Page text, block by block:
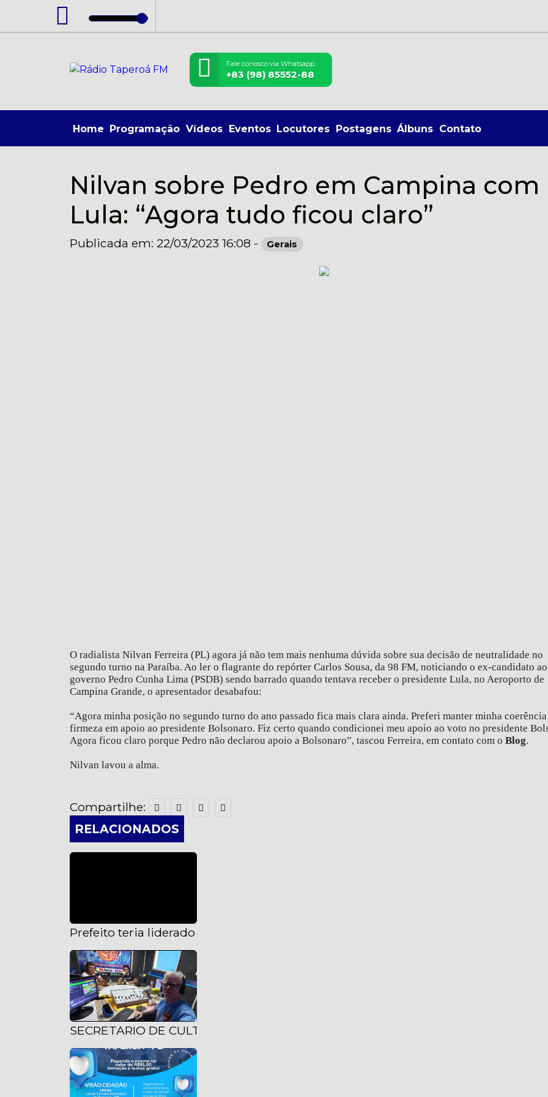
Fale conosco via Whatsapp:
+83 (98) 85552-88
Home Programação Vídeos Eventos Locutores Postagens Álbuns Contato
Nilvan sobre Pedro em Campina com
Lula: “Agora tudo ficou claro”
Publicada em: 22/03/2023 16:08 - Gerais
O radialista Nilvan Ferreira (PL) agora já não tem mais nenhuma dúvida sobre sua decisão de neutralidade no
segundo turno na Paraíba. Ao ler o flagrante do repórter Carlos Sousa, da 98 FM, noticiando o ex-candidato ao
governo Pedro Cunha Lima (PSDB) sendo barrado quando tentava receber o presidente Lula, no Aeroporto de
Campina Grande, o apresentador desabafou:
“Agora minha posição no segundo turno do ano passado fica mais clara ainda. Preferi manter minha coerência
firmeza em apoio ao presidente Bolsonaro. Fiz certo quando condicionei meu apoio ao voto no presidente
Agora ficou claro porque Pedro não declarou apoio a Bolsonaro”, tascou Ferreira, em contato com o Blog.
Nilvan lavou a alma.
Compartilhe:
RELACIONADOS
Prefeito teria liderado ‘esquema’ para desviar verbas em São Mamede, diz TJPB
SECRETARIO DE CULTURA FALA SOBRE A PROGRAMAÇÃO DO CARNAL 2023 E